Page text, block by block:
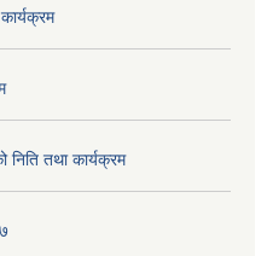
तथा कार्यक्रम